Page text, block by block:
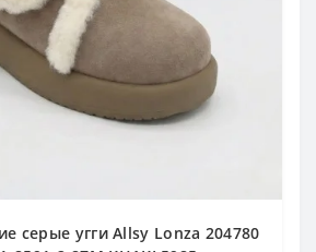
серые угги Allsy Lonza 204780